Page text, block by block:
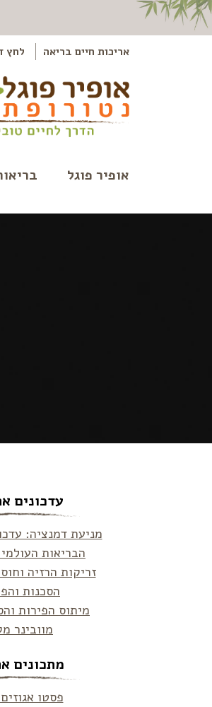
אריכות חיים בריאה לחץ
אופיר פוגל
עדכונים
מניעת דמנציה:
הבריאות העולמי
זריקות הרזיה
הסכנות
מיתוס הפירות
מוובינר
מתכונים
פסטו